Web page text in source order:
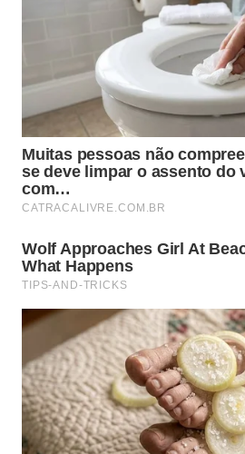
Os mapeamentos digitais
organismo fossilizado
Graças a essas ferramentas
desvendando os maiores
nossa longa história terrestre.